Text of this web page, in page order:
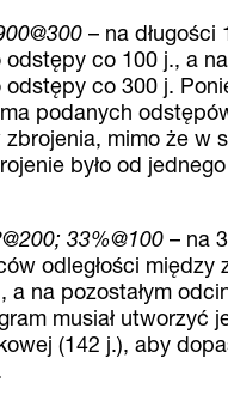
– na długości
co 100 j., a
co 300 j.
podanych
zbrojenia, mimo że w
było od
33%@100 – na
odległości między
a na pozostałym
musiał utworzyć
(142 j.), aby